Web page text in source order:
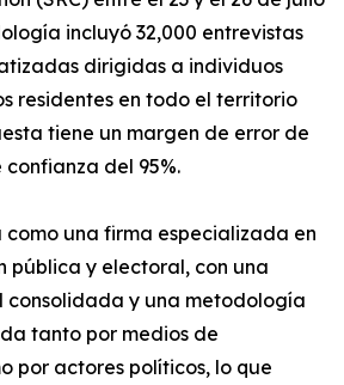
incluyó 32,000 entrevistas
dirigidas a individuos
residentes en todo el territorio
tiene un margen de error de
confianza del 95%.
como una firma especializada en
pública y electoral, con una
consolidada y una metodología
tanto por medios de
por actores políticos, lo que